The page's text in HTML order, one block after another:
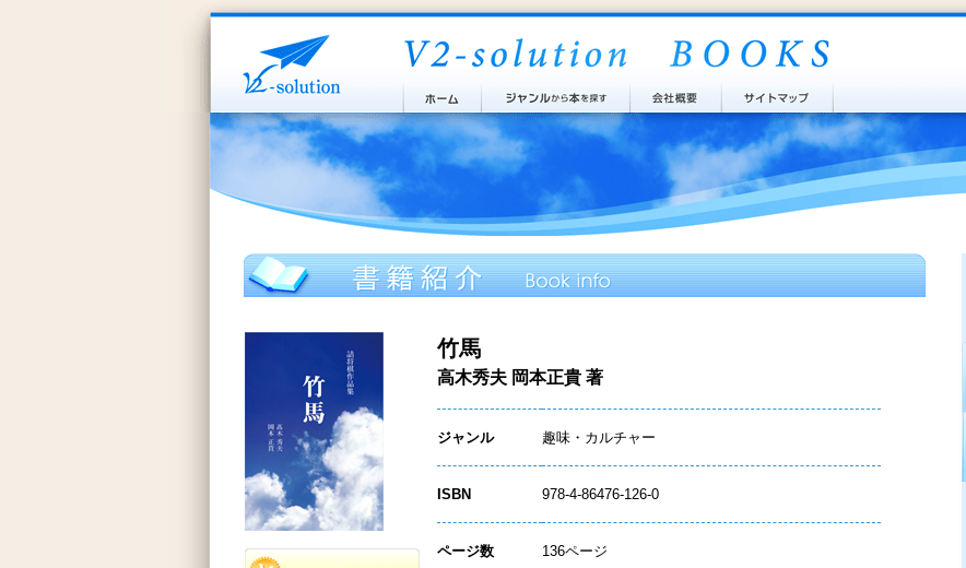
竹馬
高木秀夫 岡本正貴 著
ジャンル 趣味・カルチャー
ISBN 978-4-86476-126-0
ページ数 136ページ